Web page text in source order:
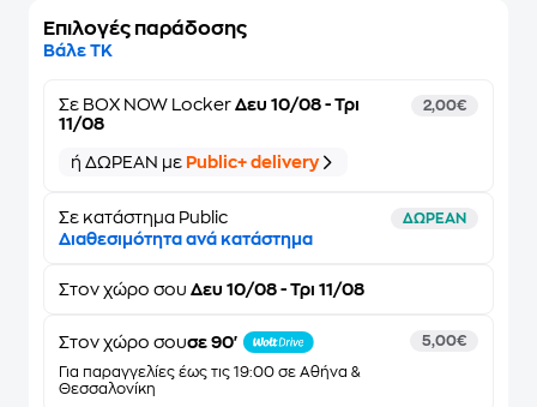
Επιλογές παράδοσης
Βάλε ΤΚ
Σε BOX NOW Locker Δευ 10/08 - Τρι
11/08
2,00€
ή ΔΩΡΕΑΝ με Public+ delivery
Σε κατάστημα Public ΔΩΡΕΑΝ
Διαθεσιμότητα ανά κατάστημα
Στον χώρο σου Δευ 10/08 - Τρι 11/08
Στον χώρο σουσε 90'
Για παραγγελίες έως τις 19:00 σε Αθήνα &
Θεσσαλονίκη
5,00€